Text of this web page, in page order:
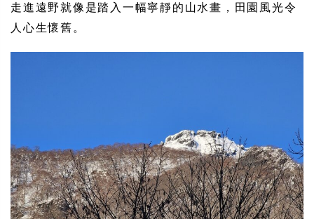
走進遠野就像是踏入一幅寧靜的山水畫，田園風光令
人心生懷舊。